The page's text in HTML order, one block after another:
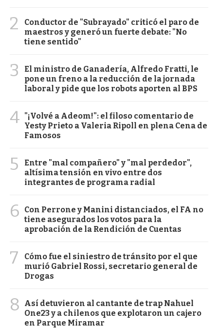
2
Conductor de "Subrayado" criticó el paro de
maestros y generó un fuerte debate: "No
tiene sentido"
3
El ministro de Ganadería, Alfredo Fratti, le
pone un freno a la reducción de la jornada
laboral y pide que los robots aporten al BPS
4 "¡Volvé a Adeom!": el filoso comentario de
Yesty Prieto a Valeria Ripoll en plena Cena de
Famosos
5
Entre "mal compañero" y "mal perdedor",
altísima tensión en vivo entre dos
integrantes de programa radial
6
Con Perrone y Manini distanciados, el FA no
tiene asegurados los votos para la
aprobación de la Rendición de Cuentas
7
Cómo fue el siniestro de tránsito por el que
murió Gabriel Rossi, secretario general de
Drogas
8
Así detuvieron al cantante de trap Nahuel
One23 y a chilenos que explotaron un cajero
en Parque Miramar